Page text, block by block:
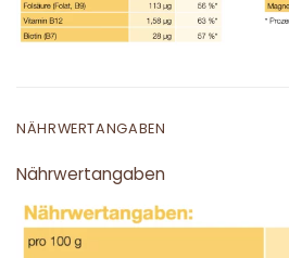
NÄHRWERTANGABEN
Nährwertangaben